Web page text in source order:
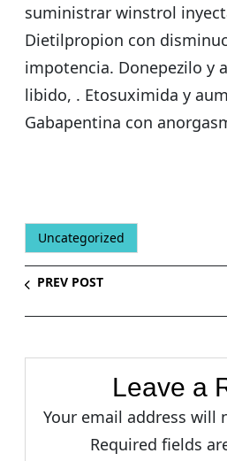
suministrar winstrol
Dietilpropion con
impotencia. Donepezilo y
libido, . Etosuximida y
Gabapentina con
Uncategorized
PREV POST
Leave a
Your email address will
Required fields